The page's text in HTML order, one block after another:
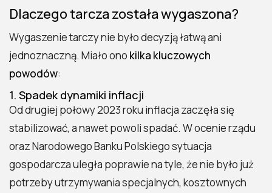
Dlaczego tarcza została wygaszona?
Wygaszenie tarczy nie było decyzją łatwą ani
jednoznaczną. Miało ono kilka kluczowych
powodów:
1. Spadek dynamiki inflacji
Od drugiej połowy 2023 roku inflacja zaczęła się
stabilizować, a nawet powoli spadać. W ocenie rządu
oraz Narodowego Banku Polskiego sytuacja
gospodarcza uległa poprawie na tyle, że nie było już
potrzeby utrzymywania specjalnych, kosztownych